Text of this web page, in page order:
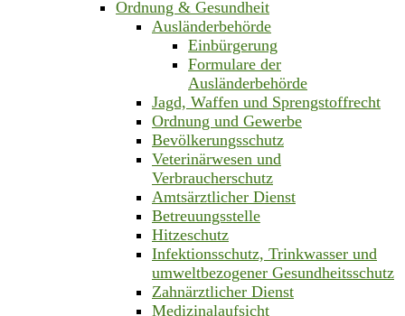
Ordnung & Gesundheit
Ausländerbehörde
Einbürgerung
Formulare der
Ausländerbehörde
Jagd, Waffen und Sprengstoffrecht
Ordnung und Gewerbe
Bevölkerungsschutz
Veterinärwesen und
Verbraucherschutz
Amtsärztlicher Dienst
Betreuungsstelle
Hitzeschutz
Infektionsschutz, Trinkwasser und
umweltbezogener Gesundheitsschutz
Zahnärztlicher Dienst
Medizinalaufsicht